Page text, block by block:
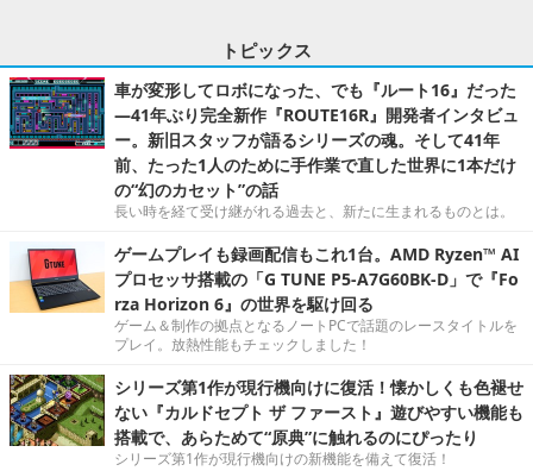
トピックス
車が変形してロボになった、でも『ルート16』だった
―41年ぶり完全新作『ROUTE16R』開発者インタビュ
ー。新旧スタッフが語るシリーズの魂。そして41年
前、たった1人のために手作業で直した世界に1本だけ
の“幻のカセット”の話
長い時を経て受け継がれる過去と、新たに生まれるものとは。
ゲームプレイも録画配信もこれ1台。AMD Ryzen™ AI
プロセッサ搭載の「G TUNE P5-A7G60BK-D」で『Fo
rza Horizon 6』の世界を駆け回る
ゲーム＆制作の拠点となるノートPCで話題のレースタイトルを
プレイ。放熱性能もチェックしました！
シリーズ第1作が現行機向けに復活！懐かしくも色褪せ
ない『カルドセプト ザ ファースト』遊びやすい機能も
搭載で、あらためて“原典”に触れるのにぴったり
シリーズ第1作が現行機向けの新機能を備えて復活！